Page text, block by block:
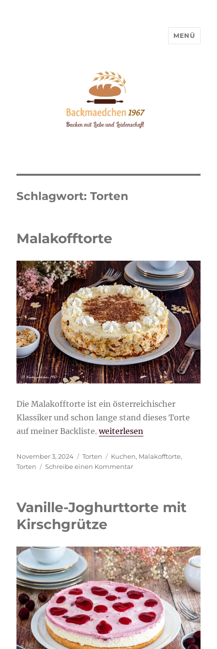
MENÜ
Schlagwort:Torten
Malakofftorte
Die Malakofftorte ist ein österreichischer
Klassiker und schon lange stand dieses Torte
auf meiner Backliste.„Malakofftorte“
weiterlesen
Veröffentlicht
am
November 3, 2024 Kategorien
Torten Schlagwörter
Kuchen, Malakofftorte,
Torten
Schreibe einen Kommentarzu
Vanille-Joghurttorte mit
Kirschgrütze